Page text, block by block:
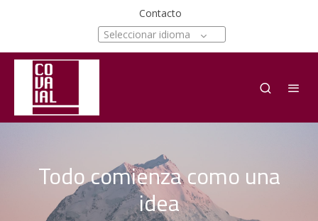
Contacto
Seleccionar idioma
Todo comienza como una
idea